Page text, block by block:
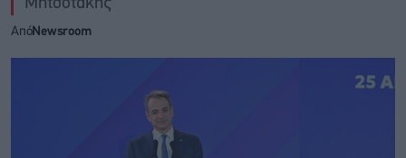
Μητσοτάκης
ΑπόNewsroom